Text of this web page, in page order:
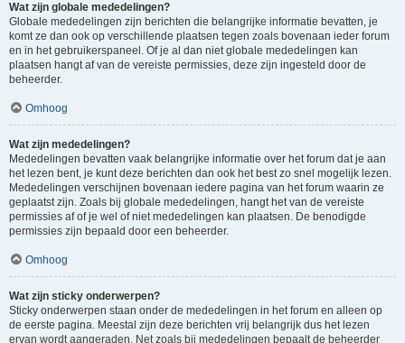
Wat zijn globale mededelingen?
Globale mededelingen zijn berichten die belangrijke informatie bevatten, je
komt ze dan ook op verschillende plaatsen tegen zoals bovenaan ieder forum
en in het gebruikerspaneel. Of je al dan niet globale mededelingen kan
plaatsen hangt af van de vereiste permissies, deze zijn ingesteld door de
beheerder.
Omhoog
Wat zijn mededelingen?
Mededelingen bevatten vaak belangrijke informatie over het forum dat je aan
het lezen bent, je kunt deze berichten dan ook het best zo snel mogelijk lezen.
Mededelingen verschijnen bovenaan iedere pagina van het forum waarin ze
geplaatst zijn. Zoals bij globale mededelingen, hangt het van de vereiste
permissies af of je wel of niet mededelingen kan plaatsen. De benodigde
permissies zijn bepaald door een beheerder.
Omhoog
Wat zijn sticky onderwerpen?
Sticky onderwerpen staan onder de mededelingen in het forum en alleen op
de eerste pagina. Meestal zijn deze berichten vrij belangrijk dus het lezen
ervan wordt aangeraden. Net zoals bij mededelingen bepaalt de beheerder